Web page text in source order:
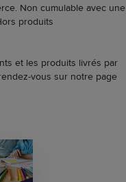
Non cumulable avec une
produits
et les produits livrés par
vous sur notre page